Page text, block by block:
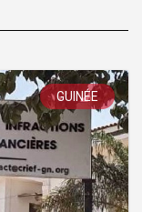
GUINÉE